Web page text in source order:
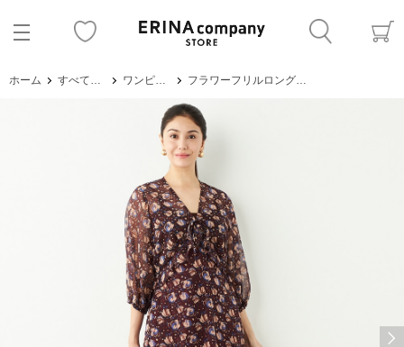
ホーム すべてのアイテム ワンピース・サロペット フラワーフリルロングワンピース